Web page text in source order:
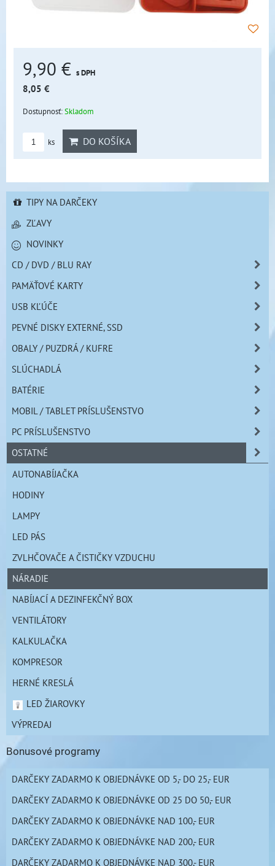
9,90 € s DPH
8,05 €
Dostupnosť:Skladom
ks DO KOŠÍKA
TIPY NA DARČEKY
ZĽAVY
NOVINKY
CD / DVD / BLU RAY
PAMÄŤOVÉ KARTY
USB KĽÚČE
PEVNÉ DISKY EXTERNÉ, SSD
OBALY / PUZDRÁ / KUFRE
SLÚCHADLÁ
BATÉRIE
MOBIL / TABLET PRÍSLUŠENSTVO
PC PRÍSLUŠENSTVO
OSTATNÉ
AUTONABÍJAČKA
HODINY
LAMPY
LED PÁS
ZVLHČOVAČE A ČISTIČKY VZDUCHU
NÁRADIE
NABÍJACÍ A DEZINFEKČNÝ BOX
VENTILÁTORY
KALKULAČKA
KOMPRESOR
HERNÉ KRESLÁ
LED ŽIAROVKY
VÝPREDAJ
Bonusové programy
DARČEKY ZADARMO K OBJEDNÁVKE OD 5,- DO 25,- EUR
DARČEKY ZADARMO K OBJEDNÁVKE OD 25 DO 50,- EUR
DARČEKY ZADARMO K OBJEDNÁVKE NAD 100,- EUR
DARČEKY ZADARMO K OBJEDNÁVKE NAD 200,- EUR
DARČEKY ZADARMO K OBJEDNÁVKE NAD 300,- EUR